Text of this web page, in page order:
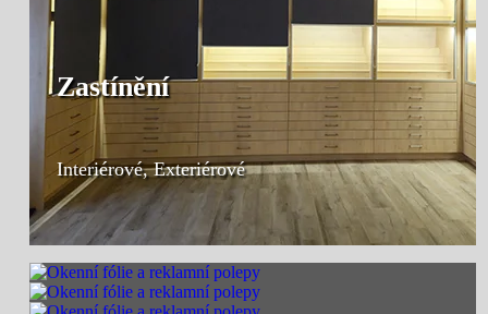
Zastínění
Interiérové, Exteriérové